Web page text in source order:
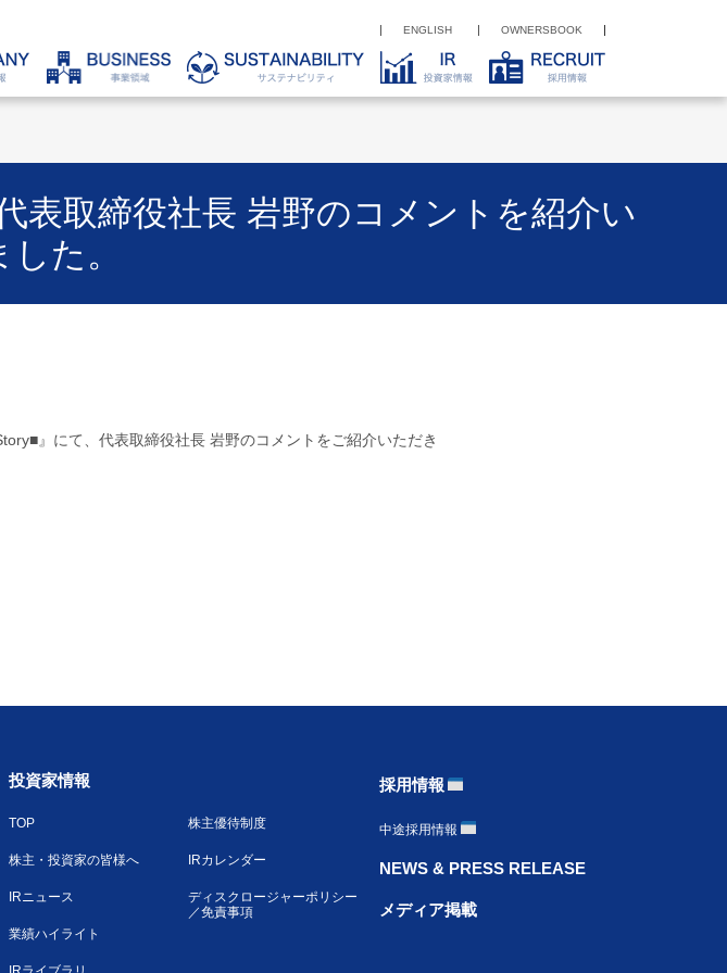
ENGLISH OWNERSBOOK
表取締役社長 岩野のコメントを紹介い
た。
』にて、代表取締役社長 岩野のコメントをご紹介いただき
投資家情報 採用情報
TOP
株主・投資家の皆様へ
IRニュース
業績ハイライト
株主優待制度
IRカレンダー
ディスクロージャーポリシー
／免責事項
中途採用情報
NEWS & PRESS RELEASE
メディア掲載